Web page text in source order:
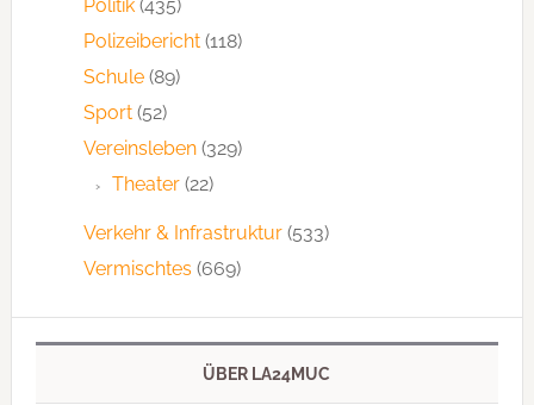
Politik(435)
Polizeibericht(118)
Schule(89)
Sport(52)
Vereinsleben(329)
Theater(22)
Verkehr & Infrastruktur(533)
Vermischtes (669)
ÜBER LA24MUC